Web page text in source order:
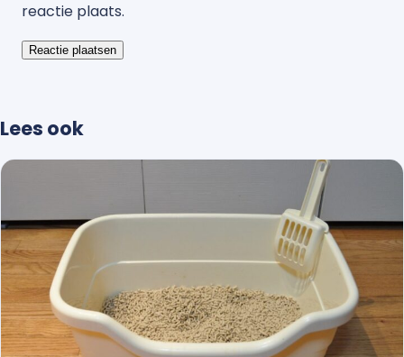
reactie plaats.
Lees ook